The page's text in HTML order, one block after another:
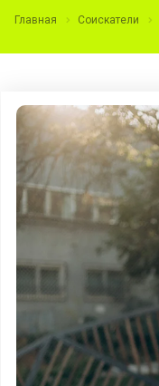
Главная Соискатели